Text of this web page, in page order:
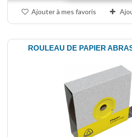
Ajouter à mes favoris
ROULEAU DE PAPIER